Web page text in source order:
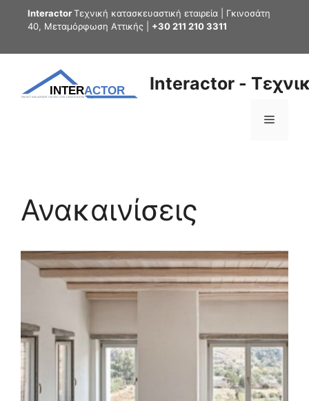
InteractorΤεχνική κατασκευαστική εταιρεία | Γκινοσάτη
40, Μεταμόρφωση Αττικής | +30 211 210 3311
Interactor -
Ανακαινίσεις